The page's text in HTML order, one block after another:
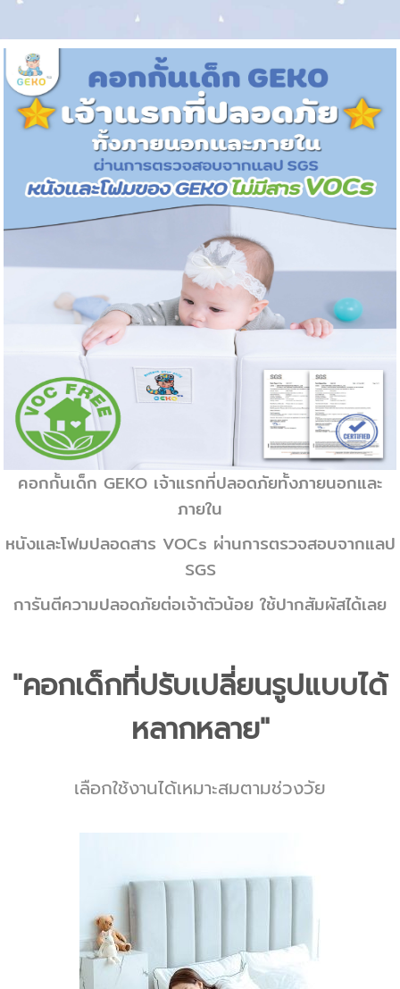
คอกกั้นเด็ก GEKO เจ้าแรกที่ปลอดภัยทั้งภายนอกและ
ภายใน
หนังและโฟมปลอดสาร VOCs ผ่านการตรวจสอบจากแลป
SGS
การันตีความปลอดภัยต่อเจ้าตัวน้อย ใช้ปากสัมผัสได้เลย
"คอกเด็กที่ปรับเปลี่ยนรูปแบบได้
หลากหลาย"
เลือกใช้งานได้เหมาะสมตามช่วงวัย